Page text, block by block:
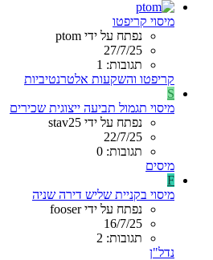
מיסוי קריפטו
נפתח על ידי ptom
27/7/25
תגובות: 1
קריפטו והשקעות אלטרנטיביות
S
מיסוי תגמול תביעה ייצוגית שכירים
נפתח על ידי stav25
22/7/25
תגובות: 0
מיסים
F
מיסוי בקניית שליש דירה שניה
נפתח על ידי fooser
16/7/25
תגובות: 2
נדל"ן